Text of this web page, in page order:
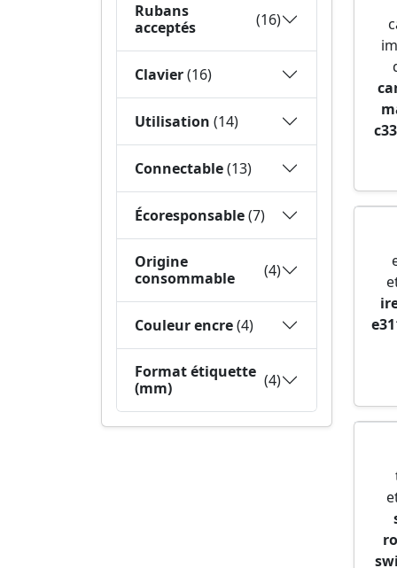
Rubans
acceptés
(16)
Clavier(16)
Utilisation (14)
Connectable(13)
Écoresponsable(7)
Origine
consommable
(4)
Couleur encre(4)
Format étiquette
(mm)
(4)